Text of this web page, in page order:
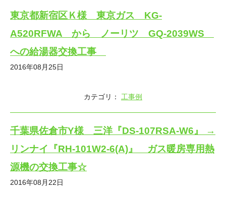
東京都新宿区Ｋ様 東京ガス KG-
A520RFWA から ノーリツ GQ-2039WS
への給湯器交換工事
2016年08月25日
カテゴリ： 工事例
千葉県佐倉市Y様 三洋『DS-107RSA-W6』 →
リンナイ『RH-101W2-6(A)』 ガス暖房専用熱
源機の交換工事☆
2016年08月22日